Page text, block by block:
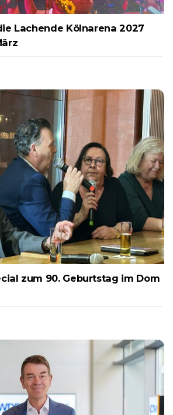
Lachende Kölnarena 2027
zum 90. Geburtstag im Dom